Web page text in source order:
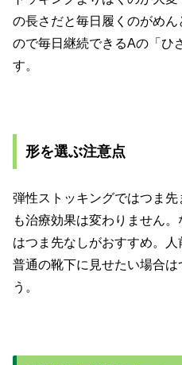
の長さだと毎日履くのがめ
ので毎日継続できるAの「ひ
す。
形を選ぶ注意点
弾性ストッキングではつま
も治療効果は変わりません
はつま先なしがおすすめ。
普通の靴下に見せたい場合
う。